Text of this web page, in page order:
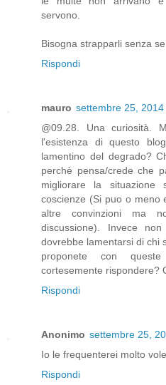
servono.
Bisogna strapparli senza
Rispondi
mauro settembre 25, 2014
@09.28. Una curiosità.
l'esistenza di questo
lamentino del degrado?
perchè pensa/crede che
migliorare la
coscienze (Si puo o meno
altre convinzioni ma
discussione). Invece
dovrebbe lamentarsi di chi
proponete con
cortesemente rispondere?
Rispondi
Anonimo settembre 25,
Io le frequenterei molto
Rispondi